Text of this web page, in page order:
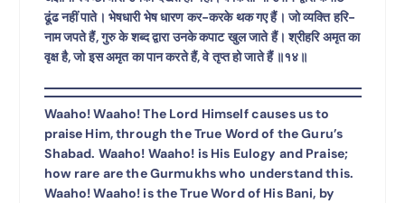
ढूंढ नहीं पाते। भेषधारी भेष धारण कर-करके थक गए हैं। जो व्यक्ति हरि-
नाम जपते हैं, गुरु के शब्द द्वारा उनके कपाट खुल जाते हैं। श्रीहरि अमृत का
वृक्ष है, जो इस अमृत का पान करते हैं, वे तृप्त हो जाते हैं ॥१४॥
Waaho! Waaho! The Lord Himself causes us to
praise Him, through the True Word of the Guru’s
Shabad. Waaho! Waaho! is His Eulogy and Praise;
how rare are the Gurmukhs who understand this.
Waaho! Waaho! is the True Word of His Bani, by